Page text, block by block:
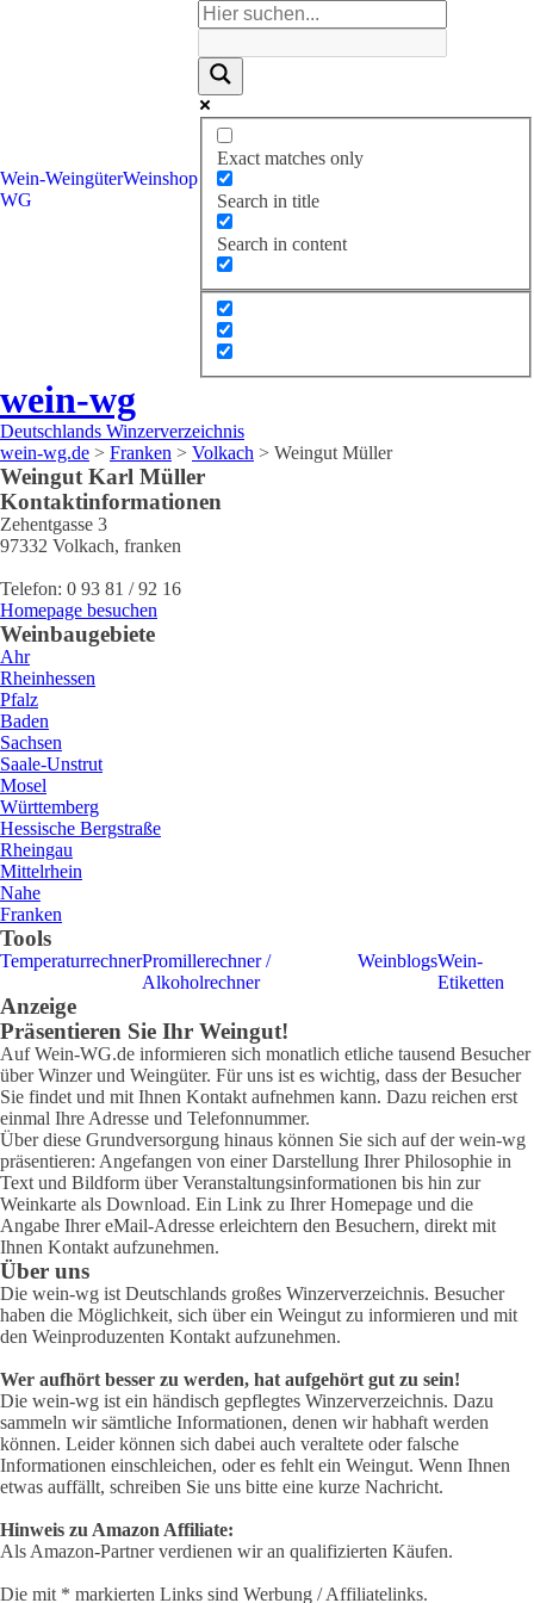
Wein-
WG
WeingüterWeinshop
Exact matches only
Search in title
Search in content
wein-wg
Deutschlands Winzerverzeichnis
wein-wg.de > Franken > Volkach > Weingut Müller
Weingut Karl Müller
Kontaktinformationen
Zehentgasse 3
97332 Volkach, franken
Telefon: 0 93 81 / 92 16
Homepage besuchen
Weinbaugebiete
Ahr
Rheinhessen
Pfalz
Baden
Sachsen
Saale-Unstrut
Mosel
Württemberg
Hessische Bergstraße
Rheingau
Mittelrhein
Nahe
Franken
Tools
TemperaturrechnerPromillerechner /
Alkoholrechner
WeinblogsWein-
Etiketten
Anzeige
Präsentieren Sie Ihr Weingut!
Auf Wein-WG.de informieren sich monatlich etliche tausend Besucher
über Winzer und Weingüter. Für uns ist es wichtig, dass der Besucher
Sie findet und mit Ihnen Kontakt aufnehmen kann. Dazu reichen erst
einmal Ihre Adresse und Telefonnummer.
Über diese Grundversorgung hinaus können Sie sich auf der wein-wg
präsentieren: Angefangen von einer Darstellung Ihrer Philosophie in
Text und Bildform über Veranstaltungsinformationen bis hin zur
Weinkarte als Download. Ein Link zu Ihrer Homepage und die
Angabe Ihrer eMail-Adresse erleichtern den Besuchern, direkt mit
Ihnen Kontakt aufzunehmen.
Über uns
Die wein-wg ist Deutschlands großes Winzerverzeichnis. Besucher
haben die Möglichkeit, sich über ein Weingut zu informieren und mit
den Weinproduzenten Kontakt aufzunehmen.
Wer aufhört besser zu werden, hat aufgehört gut zu sein!
Die wein-wg ist ein händisch gepflegtes Winzerverzeichnis. Dazu
sammeln wir sämtliche Informationen, denen wir habhaft werden
können. Leider können sich dabei auch veraltete oder falsche
Informationen einschleichen, oder es fehlt ein Weingut. Wenn Ihnen
etwas auffällt, schreiben Sie uns bitte eine kurze Nachricht.
Hinweis zu Amazon Affiliate:
Als Amazon-Partner verdienen wir an qualifizierten Käufen.
Die mit * markierten Links sind Werbung / Affiliatelinks.